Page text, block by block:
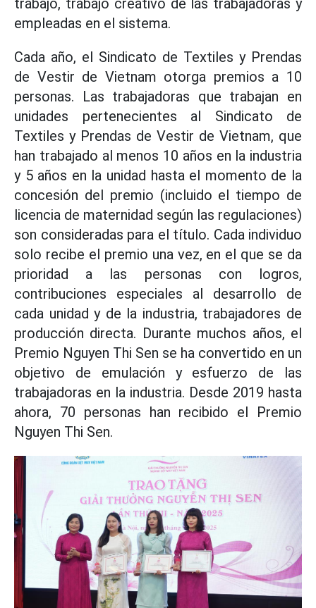
trabajo, trabajo creativo de las trabajadoras y
empleadas en el sistema.
Cada año, el Sindicato de Textiles y Prendas
de Vestir de Vietnam otorga premios a 10
personas. Las trabajadoras que trabajan en
unidades pertenecientes al Sindicato de
Textiles y Prendas de Vestir de Vietnam, que
han trabajado al menos 10 años en la industria
y 5 años en la unidad hasta el momento de la
concesión del premio (incluido el tiempo de
licencia de maternidad según las regulaciones)
son consideradas para el título. Cada individuo
solo recibe el premio una vez, en el que se da
prioridad a las personas con logros,
contribuciones especiales al desarrollo de
cada unidad y de la industria, trabajadores de
producción directa. Durante muchos años, el
Premio Nguyen Thi Sen se ha convertido en un
objetivo de emulación y esfuerzo de las
trabajadoras en la industria. Desde 2019 hasta
ahora, 70 personas han recibido el Premio
Nguyen Thi Sen.